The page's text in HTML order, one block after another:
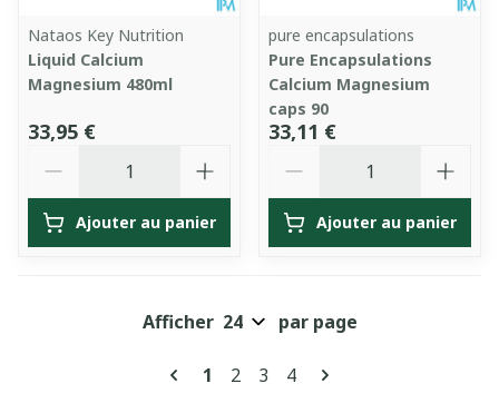
Nataos Key Nutrition
Liquid Calcium
Magnesium 480ml
33,95 €
Ajouter au panier
pure encapsulations
Pure Encapsulations
Calcium Magnesium
caps 90
33,11 €
Ajouter au panier
Pages
Vous lisez actuellement la page
1 Page
2 Page
3 Page
4
Afficher par page